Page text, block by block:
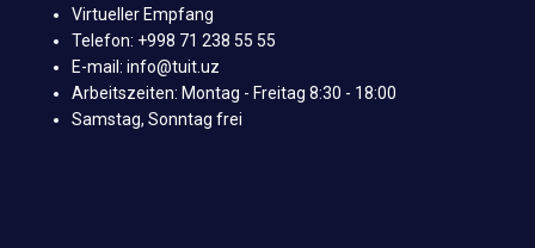
Virtueller Empfang
Telefon: +998 71 238 55 55
E-mail: info@tuit.uz
Arbeitszeiten: Montag - Freitag 8:30 - 18:00
Samstag, Sonntag frei